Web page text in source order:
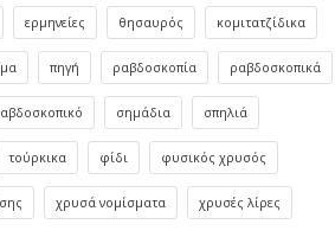
ερμηνείες θησαυρός κομιτατζίδικα
πηγή ραβδοσκοπία ραβδοσκοπικά
σημάδια σπηλιά
τούρκικα φίδι φυσικός χρυσός
χρυσά νομίσματα χρυσές λίρες